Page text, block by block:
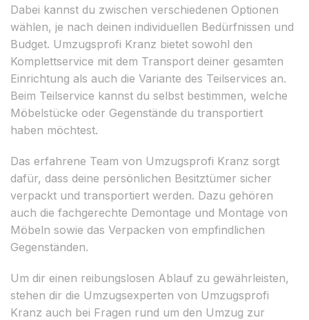
Dabei kannst du zwischen verschiedenen Optionen
wählen, je nach deinen individuellen Bedürfnissen und
Budget. Umzugsprofi Kranz bietet sowohl den
Komplettservice mit dem Transport deiner gesamten
Einrichtung als auch die Variante des Teilservices an.
Beim Teilservice kannst du selbst bestimmen, welche
Möbelstücke oder Gegenstände du transportiert
haben möchtest.
Das erfahrene Team von Umzugsprofi Kranz sorgt
dafür, dass deine persönlichen Besitztümer sicher
verpackt und transportiert werden. Dazu gehören
auch die fachgerechte Demontage und Montage von
Möbeln sowie das Verpacken von empfindlichen
Gegenständen.
Um dir einen reibungslosen Ablauf zu gewährleisten,
stehen dir die Umzugsexperten von Umzugsprofi
Kranz auch bei Fragen rund um den Umzug zur